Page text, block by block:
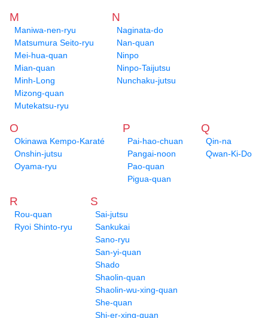
M
Maniwa-nen-ryu
Matsumura Seito-ryu
Mei-hua-quan
Mian-quan
Minh-Long
Mizong-quan
Mutekatsu-ryu
N
Naginata-do
Nan-quan
Ninpo
Ninpo-Taijutsu
Nunchaku-jutsu
O
Okinawa Kempo-Karaté
Onshin-jutsu
Oyama-ryu
P
Pai-hao-chuan
Pangai-noon
Pao-quan
Pigua-quan
Q
Qin-na
Qwan-Ki-Do
R
Rou-quan
Ryoi Shinto-ryu
S
Sai-jutsu
Sankukai
Sano-ryu
San-yi-quan
Shado
Shaolin-quan
Shaolin-wu-xing-quan
She-quan
Shi-er-xing-quan